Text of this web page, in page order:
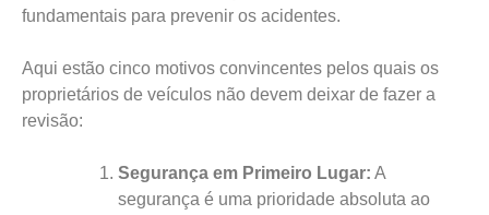
fundamentais para prevenir os acidentes.
Aqui estão cinco motivos convincentes pelos quais os
proprietários de veículos não devem deixar de fazer a
revisão:
Segurança em Primeiro Lugar: A
segurança é uma prioridade absoluta ao